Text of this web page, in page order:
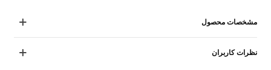
مشخصات محصول
نظرات کاربران